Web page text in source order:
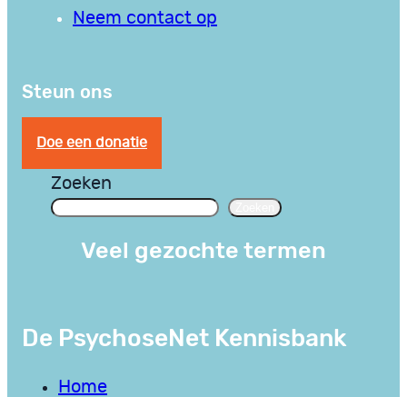
Neem contact op
Steun ons
Doe een donatie
Zoeken
Veel gezochte termen
De PsychoseNet Kennisbank
Home